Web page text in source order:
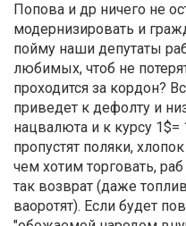
Попова и др ничего не
модернизировать и
пойму наши депутаты
любимых, чтоб не
проходится за кордон?
приведет к дефолту и
нацвалюта и к курсу
пропустят поляки,
чем хотим торговать,
так возврат (даже
ваоротят). Если будет